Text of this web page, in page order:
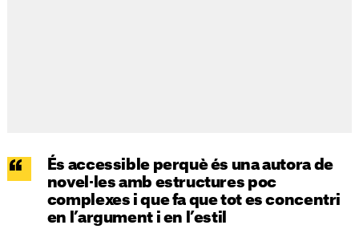
És accessible perquè és una autora de
novel·les amb estructures poc
complexes i que fa que tot es concentri
en l’argument i en l’estil